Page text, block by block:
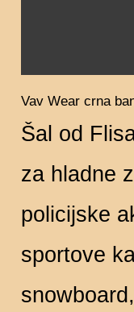
Vav Wear crna
Šal od
za hladne
policijske
sportove